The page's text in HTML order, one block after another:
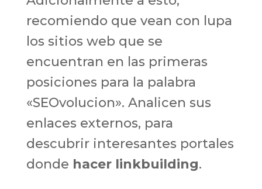
recomiendo que vean con lupa
los sitios web que se
encuentran en las primeras
posiciones para la palabra
«SEOvolucion». Analicen sus
enlaces externos, para
descubrir interesantes portales
donde hacer linkbuilding.